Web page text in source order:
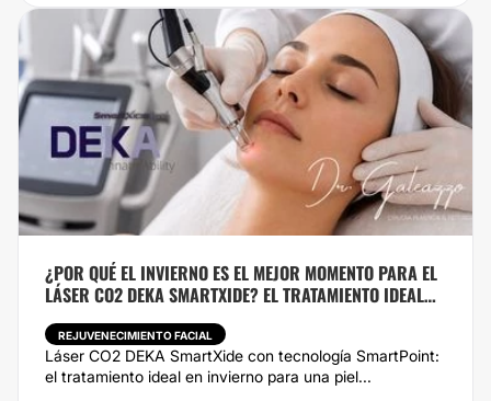
¿POR QUÉ EL INVIERNO ES EL MEJOR MOMENTO PARA EL
LÁSER CO2 DEKA SMARTXIDE? EL TRATAMIENTO IDEAL
PARA REJUVENECER LA PIEL
REJUVENECIMIENTO FACIAL
Láser CO2 DEKA SmartXide con tecnología SmartPoint:
el tratamiento ideal en invierno para una piel...